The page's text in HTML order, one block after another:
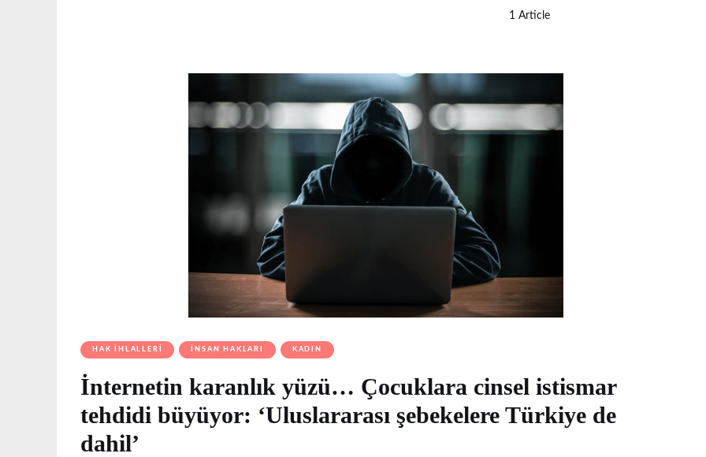
1 Article
HAK İHLALLERI İNSAN HAKLARI KADIN
İnternetin karanlık yüzü… Çocuklara cinsel istismar
tehdidi büyüyor: ‘Uluslararası şebekelere Türkiye de
dahil’